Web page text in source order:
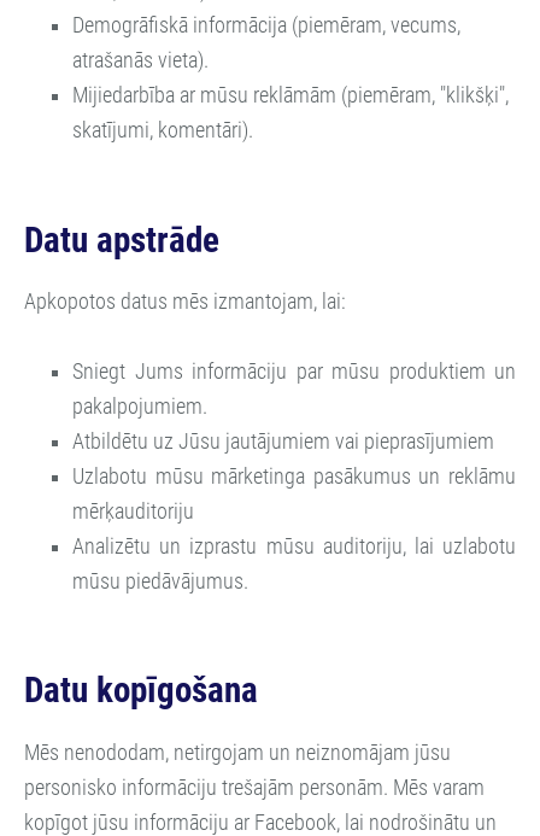
Demogrāfiskā informācija (piemēram, vecums,
atrašanās vieta).
Mijiedarbība ar mūsu reklāmām (piemēram, "klikšķi",
skatījumi, komentāri).
Datu apstrāde
Apkopotos datus mēs izmantojam, lai:
Sniegt Jums informāciju par mūsu produktiem un
pakalpojumiem.
Atbildētu uz Jūsu jautājumiem vai pieprasījumiem
Uzlabotu mūsu mārketinga pasākumus un reklāmu
mērķauditoriju
Analizētu un izprastu mūsu auditoriju, lai uzlabotu
mūsu piedāvājumus.
Datu kopīgošana
Mēs nenododam, netirgojam un neiznomājam jūsu
personisko informāciju trešajām personām. Mēs varam
kopīgot jūsu informāciju ar Facebook, lai nodrošinātu un